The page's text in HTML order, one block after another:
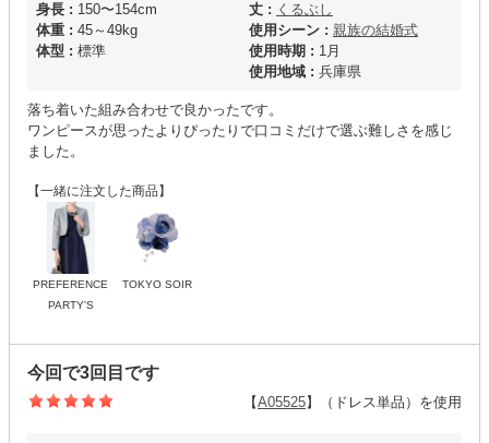
身長 : 150〜154cm
体重 : 45～49kg
体型 : 標準
丈 : くるぶし
使用シーン : 親族の結婚式
使用時期 : 1月
使用地域 : 兵庫県
落ち着いた組み合わせで良かったです。
ワンピースが思ったよりぴったりで口コミだけで選ぶ難しさを感じ
ました。
【一緒に注文した商品】
PREFERENCE
PARTY'S
TOKYO SOIR
今回で3回目です
【A05525】（ドレス単品）を使用